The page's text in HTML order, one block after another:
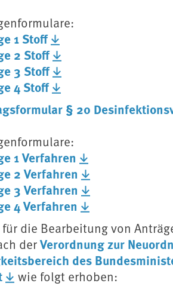
1 Stoff
2 Stoff
3 Stoff
4 Stoff
§ 20
1 Verfahren
2 Verfahren
3 Verfahren
4 Verfahren
die Bearbeitung von
derVerordnung zur
des
wie folgt erhoben: